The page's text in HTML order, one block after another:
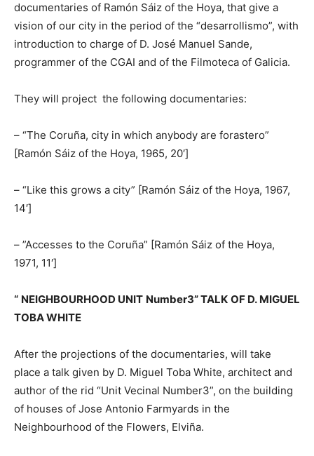
documentaries of Ramón Sáiz of the Hoya, that give a
vision of our city in the period of the “desarrollismo”, with
introduction to charge of D. José Manuel Sande,
programmer of the CGAI and of the Filmoteca of Galicia.
They will project the following documentaries:
– “The Coruña, city in which anybody are forastero”
[Ramón Sáiz of the Hoya, 1965, 20′]
– “Like this grows a city” [Ramón Sáiz of the Hoya, 1967,
14′]
– ”Accesses to the Coruña” [Ramón Sáiz of the Hoya,
1971, 11′]
“ NEIGHBOURHOOD UNIT Number3” TALK OF D. MIGUEL
TOBA WHITE
After the projections of the documentaries, will take
place a talk given by D. Miguel Toba White, architect and
author of the rid “Unit Vecinal Number3”, on the building
of houses of Jose Antonio Farmyards in the
Neighbourhood of the Flowers, Elviña.